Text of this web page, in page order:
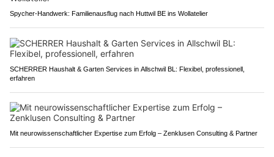
Spycher-Handwerk: Familienausflug nach Huttwil BE ins Wollatelier
SCHERRER Haushalt & Garten Services in Allschwil BL: Flexibel, professionell,
erfahren
Mit neurowissenschaftlicher Expertise zum Erfolg – Zenklusen Consulting & Partner